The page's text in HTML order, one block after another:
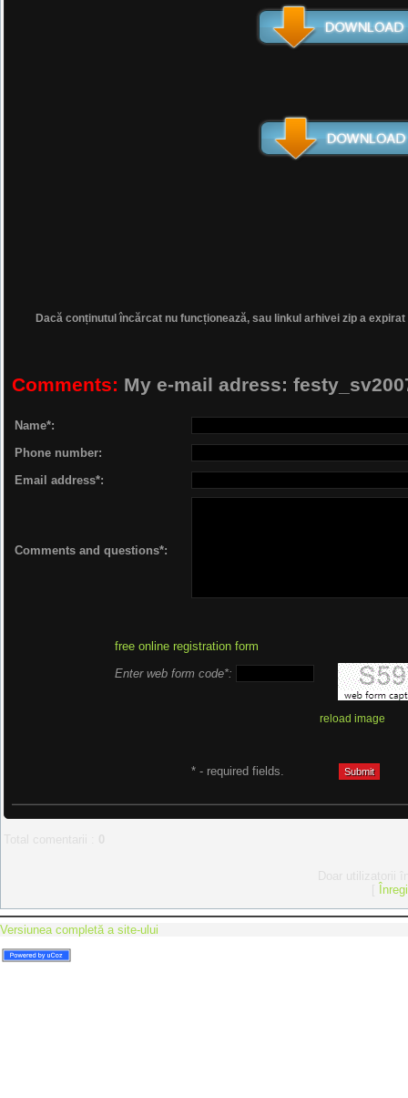
Dacă conținutul încărcat nu funcționează, sau linkul arhivei zip a
Comments: My e-mail adress:
Name*:
Phone number:
Email address*:
Comments and questions*:
free online registration form
Enter web form code*:
reload image
* - required fields.
Versiunea completă a site-ului